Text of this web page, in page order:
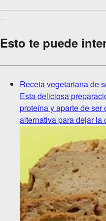
Esto te puede
Receta vegetariana de
Esta deliciosa
proteína y aparte de ser
alternativa para dejar la